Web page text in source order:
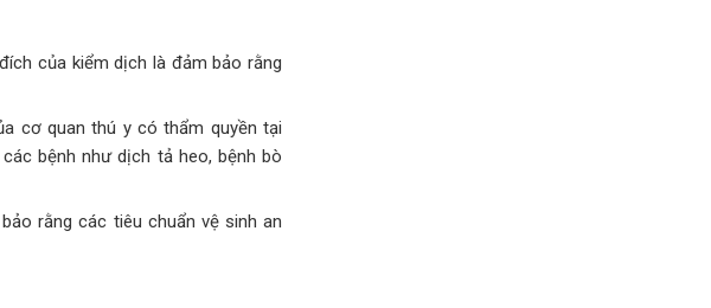
của kiểm dịch là đảm bảo rằng
cơ quan thú y có thẩm quyền tại
bệnh như dịch tả heo, bệnh bò
rằng các tiêu chuẩn vệ sinh an